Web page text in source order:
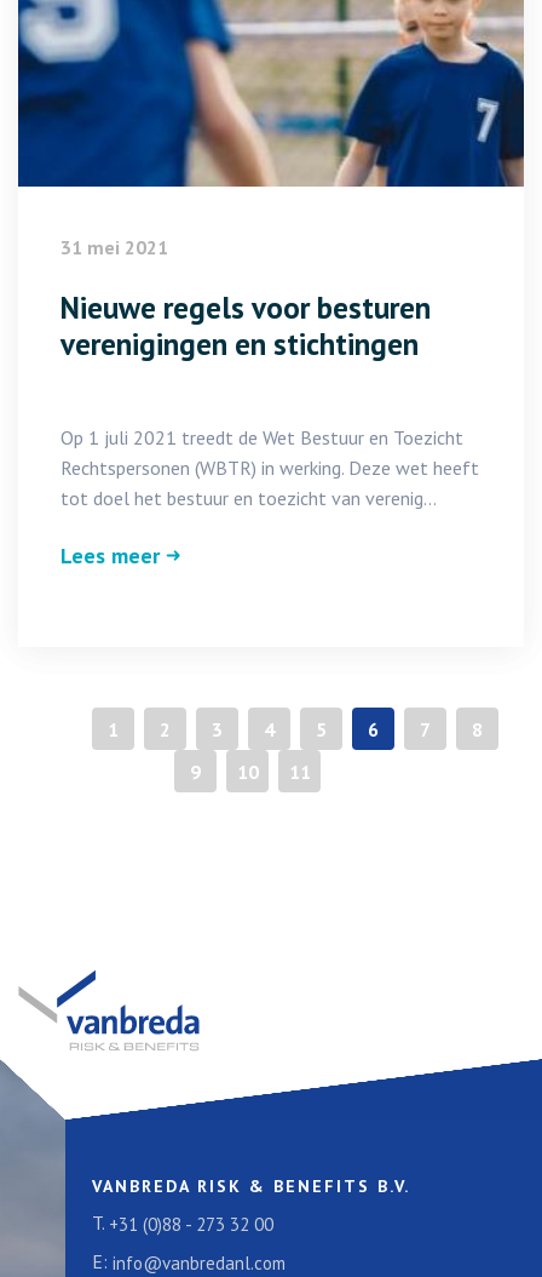
31 mei 2021
Nieuwe regels voor besturen
verenigingen en stichtingen
Op 1 juli 2021 treedt de Wet Bestuur en Toezicht
Rechtspersonen (WBTR) in werking. Deze wet heeft
tot doel het bestuur en toezicht van verenig...
Lees meer
1 2 3 4 5 6 7
8
9
10 11
VANBREDA RISK & BENEFITS B.V.
T. +31 (0)88 - 273 32 00
E: info@vanbredanl.com